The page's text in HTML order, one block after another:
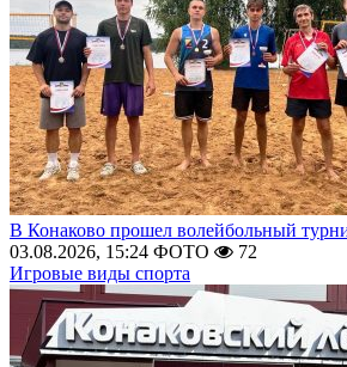
В Конаково прошел волейбольный
03.08.2026, 15:24 ФОТО
72
Игровые виды спорта